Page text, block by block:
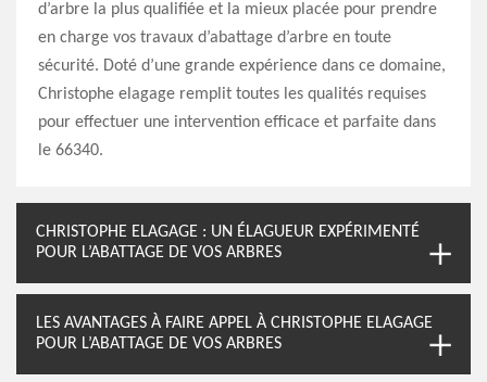
d’arbre la plus qualifiée et la mieux placée pour prendre
en charge vos travaux d’abattage d’arbre en toute
sécurité. Doté d’une grande expérience dans ce domaine,
Christophe elagage remplit toutes les qualités requises
pour effectuer une intervention efficace et parfaite dans
le 66340.
CHRISTOPHE ELAGAGE : UN ÉLAGUEUR EXPÉRIMENTÉ
POUR L’ABATTAGE DE VOS ARBRES
LES AVANTAGES À FAIRE APPEL À CHRISTOPHE ELAGAGE
POUR L’ABATTAGE DE VOS ARBRES